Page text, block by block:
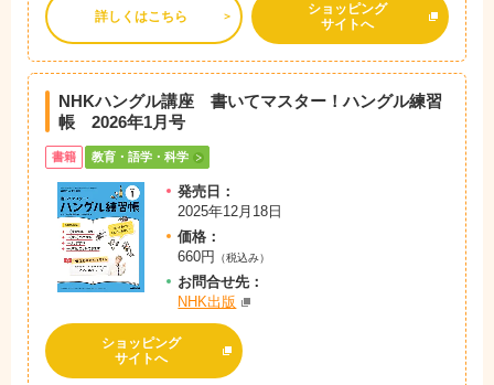
詳しくはこちら
ショッピング
サイトへ
NHKハングル講座 書いてマスター！ハングル練習
帳 2026年1月号
書籍 教育・語学・科学
発売日：
2025年12月18日
価格：
660円
（税込み）
お問合せ先：
NHK出版
ショッピング
サイトへ